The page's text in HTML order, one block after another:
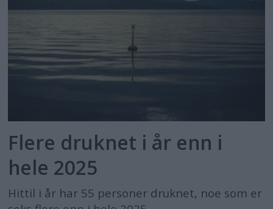
Flere druknet i år enn i
hele 2025
Hittil i år har 55 personer druknet, noe som er